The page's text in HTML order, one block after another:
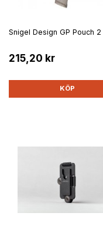
Snigel Design GP Pouch 2
215,20 kr
KÖP